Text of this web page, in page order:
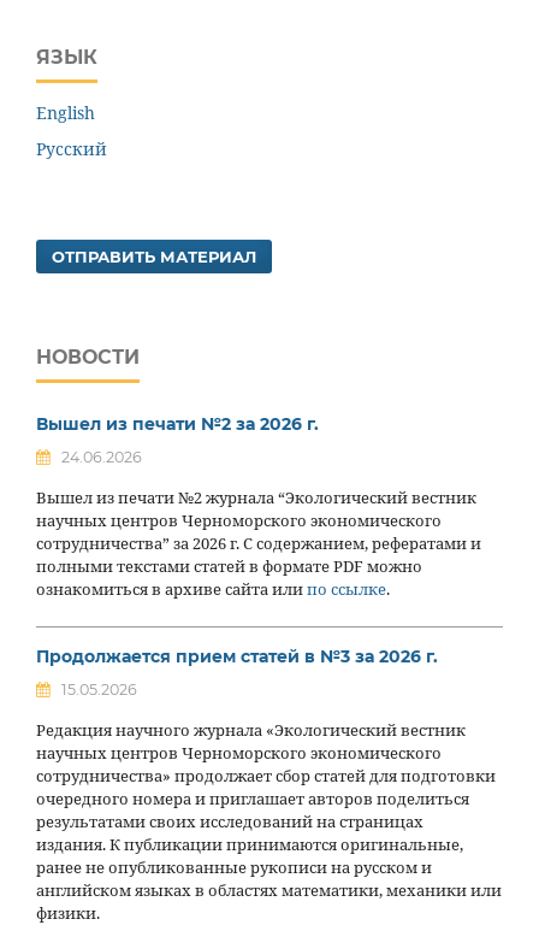
ЯЗЫК
English
Русский
ОТПРАВИТЬ МАТЕРИАЛ
НОВОСТИ
Вышел из печати №2 за 2026 г.
24.06.2026
Вышел из печати №2 журнала “Экологический вестник
научных центров Черноморского экономического
сотрудничества” за 2026 г. С содержанием, рефератами и
полными текстами статей в формате PDF можно
ознакомиться в архиве сайта илипо ссылке.
Продолжается прием статей в №3 за 2026 г.
15.05.2026
Редакция научного журнала «Экологический вестник
научных центров Черноморского экономического
сотрудничества» продолжает сбор статей для подготовки
очередного номера и приглашает авторов поделиться
результатами своих исследований на страницах
издания. К публикации принимаются оригинальные,
ранее не опубликованные рукописи на русском и
английском языках в областях математики, механики или
физики.